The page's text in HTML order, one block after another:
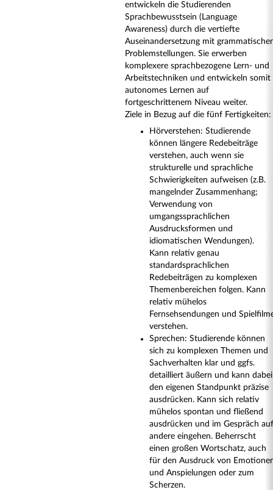
entwickeln die Studierenden
Sprachbewusstsein (Language
Awareness) durch die vertiefte
Auseinandersetzung mit
Problemstellungen. Sie erwerben
komplexere sprachbezogene Lern- und
Arbeitstechniken und entwickeln somit
autonomes Lernen auf
fortgeschrittenem Niveau weiter.
Ziele in Bezug auf die fünf Fertigkeiten:
Hörverstehen: Studierende
können längere Redebeiträge
verstehen, auch wenn sie
strukturelle und sprachliche
Schwierigkeiten aufweisen (z.B.
mangelnder Zusammenhang;
Verwendung von
umgangssprachlichen
Ausdrucksformen und
idiomatischen Wendungen).
Kann relativ genau
standardsprachlichen
Redebeiträgen zu komplexen
Themenbereichen folgen. Kann
relativ mühelos
Fernsehsendungen und
verstehen.
Sprechen: Studierende können
sich zu komplexen Themen und
Sachverhalten klar und ggfs.
detailliert äußern und kann dabei
den eigenen Standpunkt präzise
ausdrücken. Kann sich relativ
mühelos spontan und fließend
ausdrücken und im Gespräch auf
andere eingehen. Beherrscht
einen großen Wortschatz, auch
für den Ausdruck von
und Anspielungen oder zum
Scherzen.